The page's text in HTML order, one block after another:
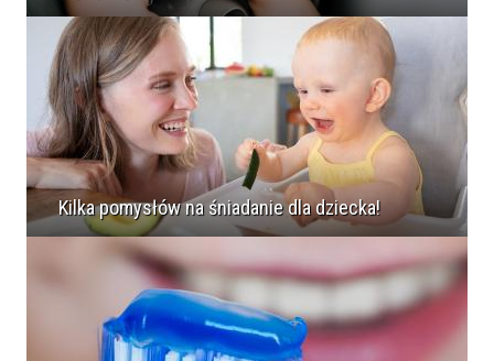
Kilka pomysłów na śniadanie dla dziecka!